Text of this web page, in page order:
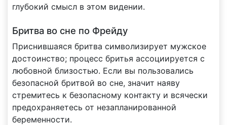
глубокий смысл в этом видении.
Бритва во сне по Фрейду
Приснившаяся бритва символизирует мужское
достоинство; процесс бритья ассоциируется с
любовной близостью. Если вы пользовались
безопасной бритвой во сне, значит наяву
стремитесь к безопасному контакту и всячески
предохраняетесь от незапланированной
беременности.